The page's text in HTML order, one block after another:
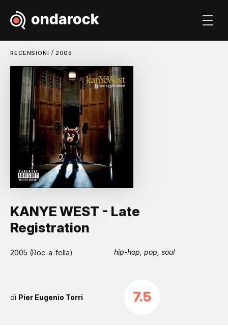
RECENSIONI / 2005
KANYE WEST - Late
Registration
2005 (Roc-a-fella) hip-hop, pop, soul
di Pier Eugenio Torri 7.5